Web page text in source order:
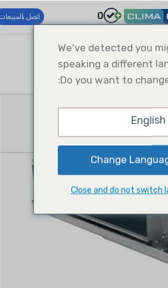
0 اتصل
والتهوية وتكييف الهواء التجارية
Fan Coil Units
We've detected you
speaking a different
Do you want to
Change
Close and do not switch